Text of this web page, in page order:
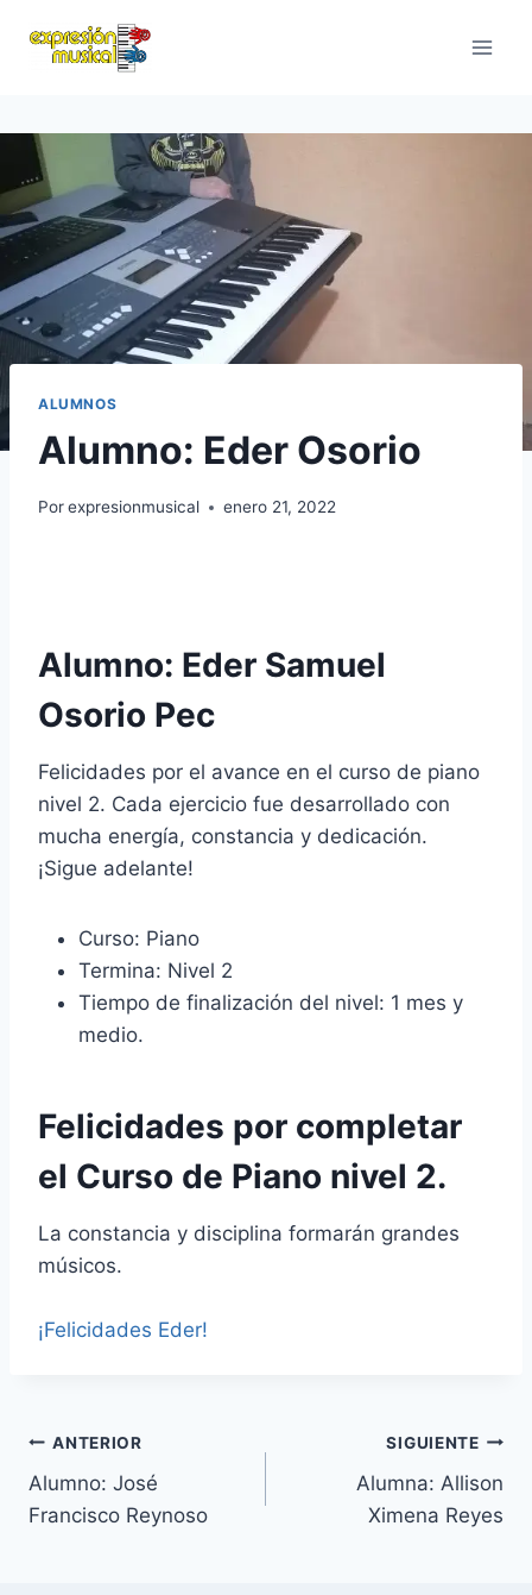
ALUMNOS
Alumno: Eder Osorio
Porexpresionmusical enero 21, 2022
Alumno: Eder Samuel
Osorio Pec
Felicidades por el avance en el curso de piano
nivel 2. Cada ejercicio fue desarrollado con
mucha energía, constancia y dedicación.
¡Sigue adelante!
Curso: Piano
Termina: Nivel 2
Tiempo de finalización del nivel: 1 mes y
medio.
Felicidades por completar
el Curso de Piano nivel 2.
La constancia y disciplina formarán grandes
músicos.
¡Felicidades Eder!
Navegación
de
ANTERIOR
Alumno: José
Francisco Reynoso
SIGUIENTE
Alumna: Allison
Ximena Reyes